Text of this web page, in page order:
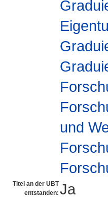
und
Titel an der UBT
entstanden: Ja